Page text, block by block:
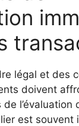
légal et des
doivent
l’évaluation
est souvent